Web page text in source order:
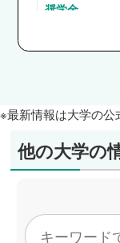
奨学金
【給付】高等
度、地域枠奨
通信教育部
※最新情報は大学の公
他の大学の